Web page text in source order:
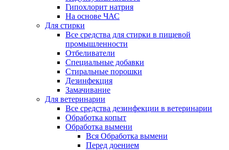
Гипохлорит натрия
На основе ЧАС
Для стирки
Все средства для стирки в пищевой
промышленности
Отбеливатели
Специальные добавки
Стиральные порошки
Дезинфекция
Замачивание
Для ветеринарии
Все средства дезинфекции в ветеринарии
Обработка копыт
Обработка вымени
Вся Обработка вымени
Перед доением